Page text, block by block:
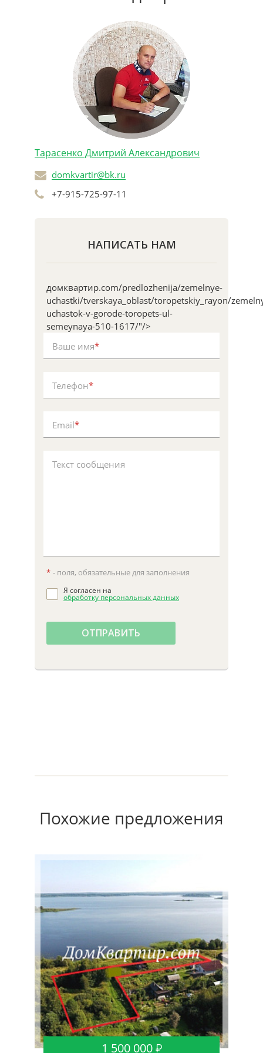
Тарасенко Дмитрий Александрович
domkvartir@bk.ru
+7-915-725-97-11
НАПИСАТЬ НАМ
домквартир.com/predlozhenija/zemelnye-
uchastki/tverskaya_oblast/toropetskiy_rayon/
uchastok-v-gorode-toropets-ul-
semeynaya-510-1617/"/>
Ваше имя*
Телефон*
Email*
Текст сообщения
* - поля, обязательные для заполнения
Я согласен на
обработку персональных данных
ОТПРАВИТЬ
Похожие предложения
1 500 000